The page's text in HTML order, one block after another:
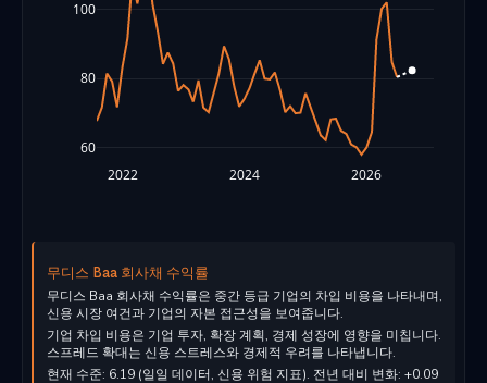
2022 2024 2026
60
80
100
무디스 Baa 회사채 수익률
무디스 Baa 회사채 수익률은 중간 등급 기업의 차입 비용을 나타내며,
신용 시장 여건과 기업의 자본 접근성을 보여줍니다.
기업 차입 비용은 기업 투자, 확장 계획, 경제 성장에 영향을 미칩니다.
스프레드 확대는 신용 스트레스와 경제적 우려를 나타냅니다.
현재 수준: 6.19 (일일 데이터, 신용 위험 지표). 전년 대비 변화: +0.09